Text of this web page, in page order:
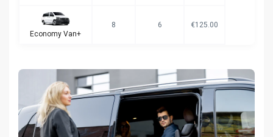
Economy Van+
8 6 €125.00